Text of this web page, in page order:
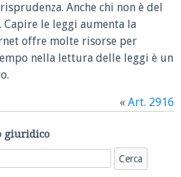
Anche chi non è del
le leggi aumenta la
offre molte risorse per
nella lettura delle leggi è un
« Art. 2916
giuridico